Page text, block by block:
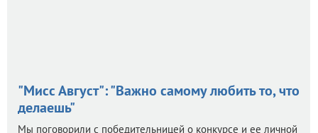
"Мисс Август": "Важно самому любить то, что
делаешь"
Мы поговорили с победительницей о конкурсе и ее личной